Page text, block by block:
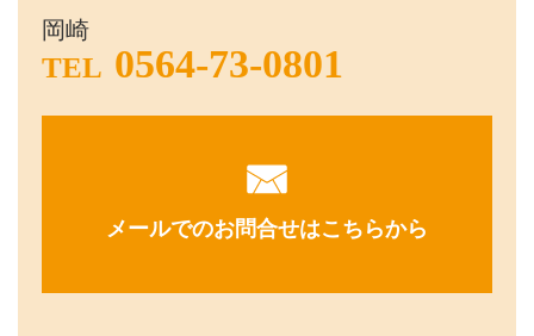
岡崎
TEL 0564-73-0801
メールでのお問合せはこちらから